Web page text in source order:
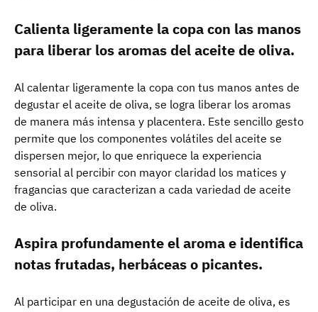
Calienta ligeramente la copa con las manos
para liberar los aromas del aceite de oliva.
Al calentar ligeramente la copa con tus manos antes de
degustar el aceite de oliva, se logra liberar los aromas
de manera más intensa y placentera. Este sencillo gesto
permite que los componentes volátiles del aceite se
dispersen mejor, lo que enriquece la experiencia
sensorial al percibir con mayor claridad los matices y
fragancias que caracterizan a cada variedad de aceite
de oliva.
Aspira profundamente el aroma e identifica
notas frutadas, herbáceas o picantes.
Al participar en una degustación de aceite de oliva, es